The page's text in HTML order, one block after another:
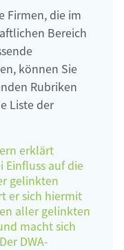
Firmen, die im
Bereich
können Sie
Rubriken
Liste der
erklärt
Einfluss auf die
gelinkten
er sich hiermit
aller gelinkten
macht sich
DWA-